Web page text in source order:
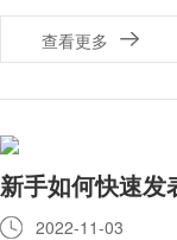
查看更多
新手如何快速发
2022-11-03